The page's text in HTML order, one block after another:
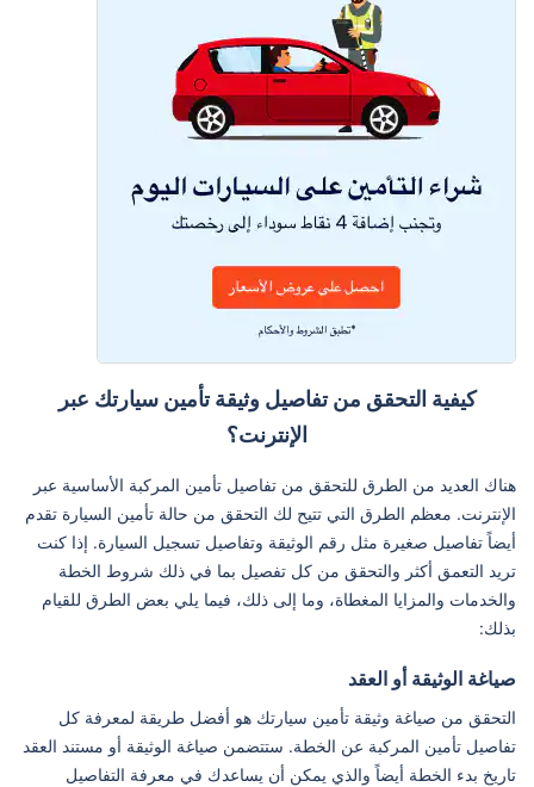
كيفية التحقق من تفاصيل وثيقة تأمين سيارتك عبر
الإنترنت؟
هناك العديد من الطرق للتحقق من تفاصيل تأمين المركبة الأساسية عبر
الإنترنت. معظم الطرق التي تتيح لك التحقق من حالة تأمين السيارة تقدم
أيضاً تفاصيل صغيرة مثل رقم الوثيقة وتفاصيل تسجيل السيارة. إذا كنت
تريد التعمق أكثر والتحقق من كل تفصيل بما في ذلك شروط الخطة
والخدمات والمزايا المغطاة، وما إلى ذلك، فيما يلي بعض الطرق للقيام
بذلك:
صياغة الوثيقة أو العقد
التحقق من صياغة وثيقة تأمين سيارتك هو أفضل طريقة لمعرفة كل
تفاصيل تأمين المركبة عن الخطة. ستتضمن صياغة الوثيقة أو مستند العقد
تاريخ بدء الخطة أيضاً والذي يمكن أن يساعدك في معرفة التفاصيل